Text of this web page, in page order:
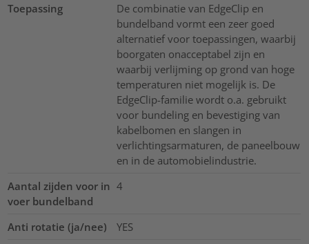
Toepassing
De combinatie van EdgeClip en
bundelband vormt een zeer goed
alternatief voor toepassingen, waarbij
boorgaten onacceptabel zijn en
waarbij verlijming op grond van hoge
temperaturen niet mogelijk is. De
EdgeClip-familie wordt o.a. gebruikt
voor bundeling en bevestiging van
kabelbomen en slangen in
verlichtingsarmaturen, de paneelbouw
en in de automobielindustrie.
Aantal zijden voor in
voer bundelband
4
Anti rotatie (ja/nee)
YES